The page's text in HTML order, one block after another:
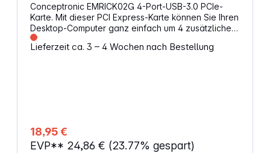
Conceptronic EMRICK02G 4-Port-USB-3.0 PCIe-
Karte. Mit dieser PCI Express-Karte können Sie Ihren
Desktop-Computer ganz einfach um 4 zusätzliche
SuperSpeed USB 3.0-Anschlüsse erweitern. Sie hat
eine maximale Datengeschwindigkeit von 5 Gbs.
Swap Unterstützt UASP Stromeingang: 15-poliger
SATA-Anschluss PCIe: x1 / Version 2.0
Abmessungen: 65 x 68 x 16 mm
Lieferzeit ca. 3 – 4 Wochen nach Bestellung
18,95 €
EVP** 24,86 € (23.77% gespart)